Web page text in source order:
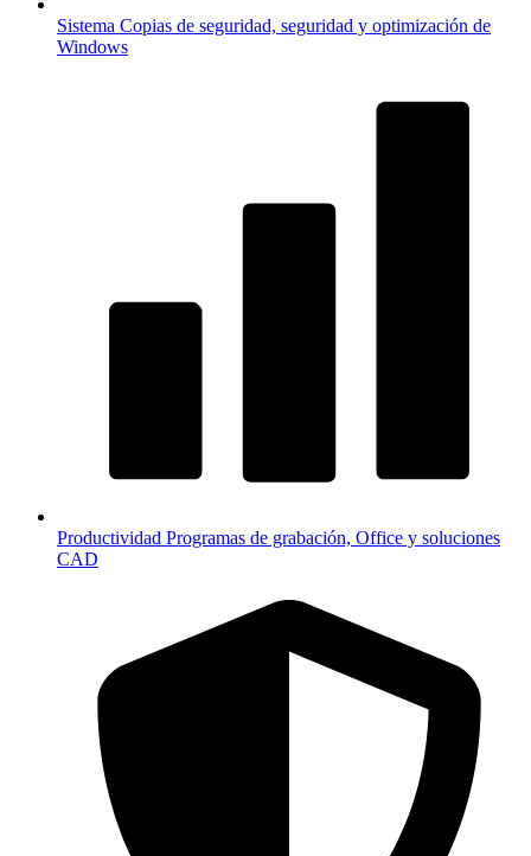
Sistema Copias de seguridad, seguridad y optimización de
Windows
Productividad Programas de grabación, Office y soluciones
CAD